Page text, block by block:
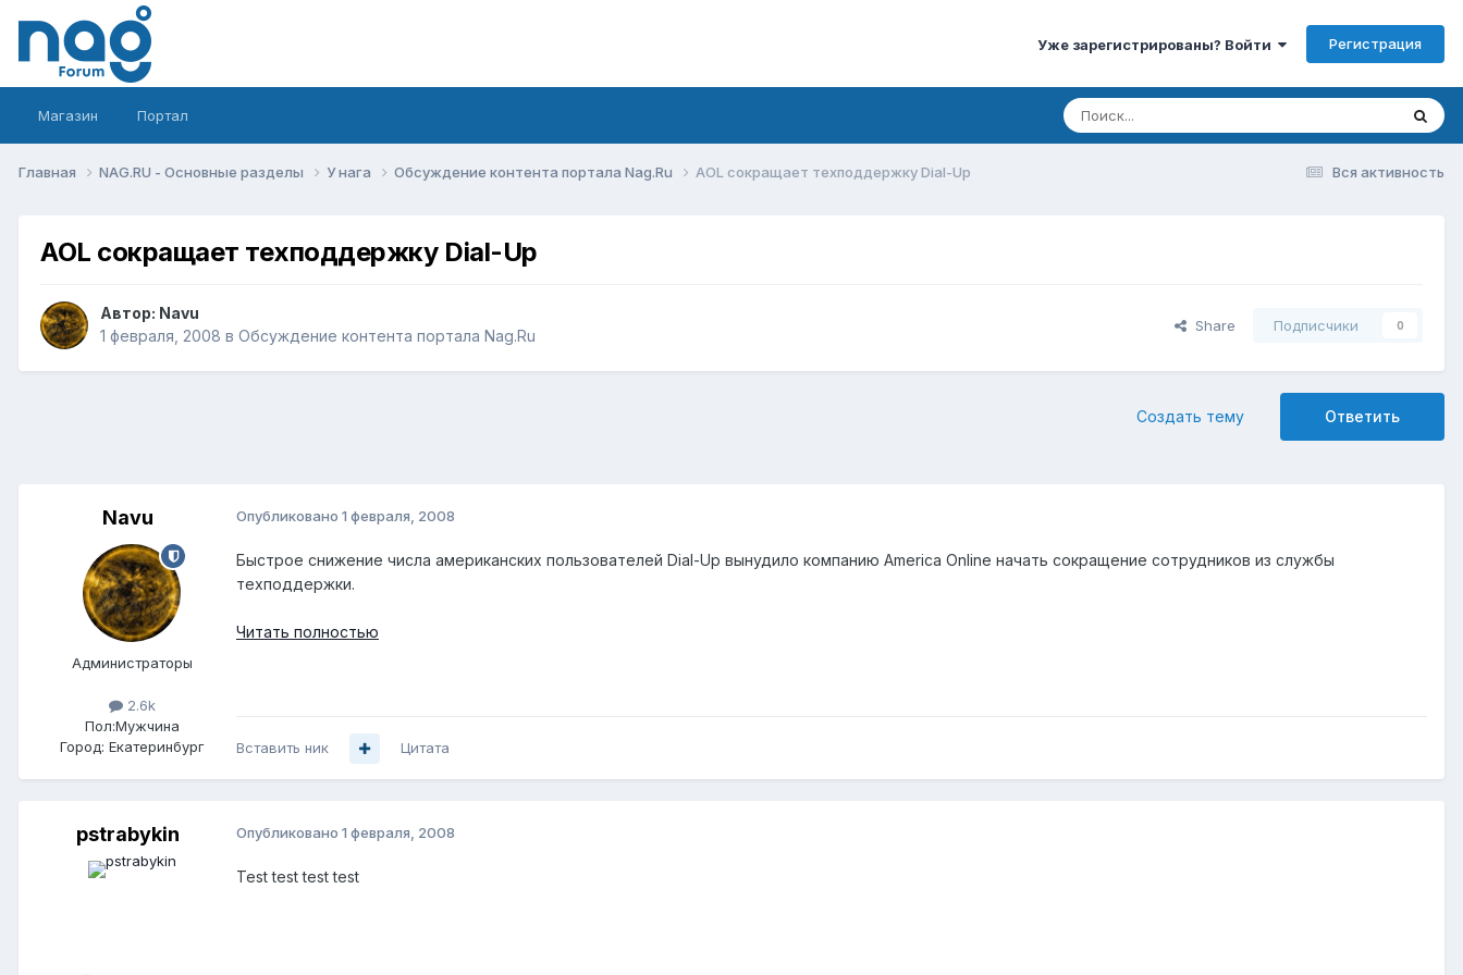
Уже зарегистрированы? Войти Регистрация
Магазин Портал
Вся активность
Главная NAG.RU - Основные разделы У нага Обсуждение контента портала Nag.Ru AOL сокращает техподдержку Dial-Up
AOL сокращает техподдержку Dial-Up
Автор: Navu
1 февраля, 2008 в Обсуждение контента портала Nag.Ru
Share Подписчики 0
Ответить
Создать тему
Navu
Администраторы
2.6k
Пол:Мужчина
Город: Екатеринбург
Опубликовано 1 февраля, 2008
Быстрое снижение числа американских пользователей Dial-Up вынудило компанию America Online начать сокращение сотрудников из службы
техподдержки.
Читать полностью
Вставить ник Цитата
pstrabykin Опубликовано 1 февраля, 2008
Test test test test